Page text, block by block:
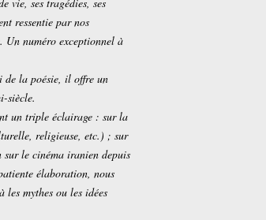
ressentie par nos
Un numéro exceptionnel à
de la poésie, il offre un
siècle.
un triple éclairage : sur la
religieuse, etc.) ; sur
le cinéma iranien depuis
élaboration, nous
mythes ou les idées